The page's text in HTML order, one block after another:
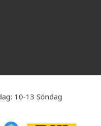
10-13 Söndag